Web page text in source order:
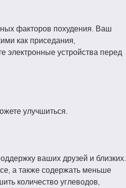
факторов похудения. Ваш
как приседания,
электронные устройства перед
улучшиться.
ваших друзей и близких.
а также содержать меньше
количество углеводов,